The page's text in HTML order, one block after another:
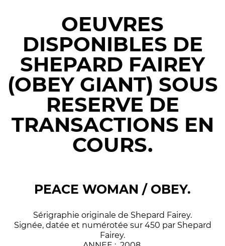
OEUVRES
DISPONIBLES DE
SHEPARD FAIREY
(OBEY GIANT) SOUS
RESERVE DE
TRANSACTIONS EN
COURS.
PEACE WOMAN / OBEY.
Sérigraphie originale de Shepard Fairey.
Signée, datée et numérotée sur 450 par Shepard
Fairey.